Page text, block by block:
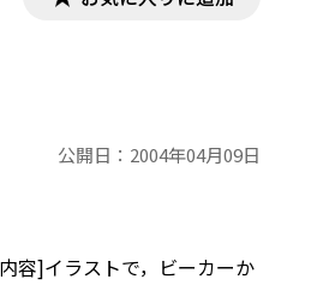
公開日： 2004年04月09日
容]イラストで，ビーカーか